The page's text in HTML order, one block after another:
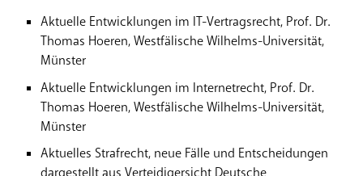
Aktuelle Entwicklungen im IT-Vertragsrecht, Prof. Dr.
Thomas Hoeren, Westfälische Wilhelms-Universität,
Münster
Aktuelle Entwicklungen im Internetrecht, Prof. Dr.
Thomas Hoeren, Westfälische Wilhelms-Universität,
Münster
Aktuelles Strafrecht, neue Fälle und Entscheidungen